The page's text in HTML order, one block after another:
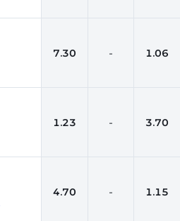
7.30 - 1.06
1.23 - 3.70
4.70 - 1.15